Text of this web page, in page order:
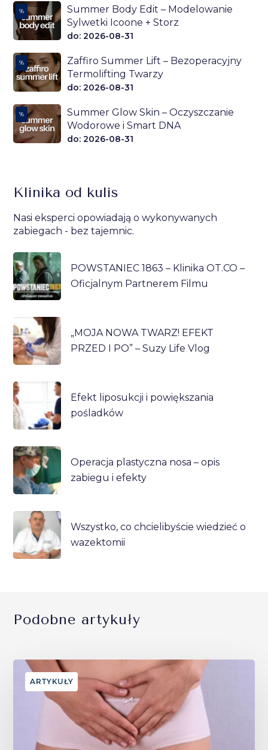
%
Summer Body Edit – Modelowanie
Sylwetki Icoone + Storz
do: 2026-08-31
%
Zaffiro Summer Lift – Bezoperacyjny
Termolifting Twarzy
do: 2026-08-31
%
Summer Glow Skin – Oczyszczanie
Wodorowe i Smart DNA
do: 2026-08-31
Klinika od kulis
Nasi eksperci opowiadają o wykonywanych
zabiegach - bez tajemnic.
POWSTANIEC 1863 – Klinika OT.CO –
Oficjalnym Partnerem Filmu
„MOJA NOWA TWARZ! EFEKT
PRZED I PO” – Suzy Life Vlog
Efekt liposukcji i powiększania
pośladków
Operacja plastyczna nosa – opis
zabiegu i efekty
Wszystko, co chcielibyście wiedzieć o
wazektomii
Podobne artykuły
ARTYKUŁY